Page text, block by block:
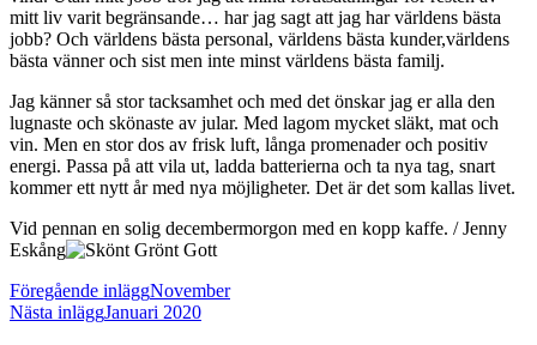
mitt liv varit begränsande… har jag sagt att jag har världens bästa
jobb? Och världens bästa personal, världens bästa kunder,världens
bästa vänner och sist men inte minst världens bästa familj.
Jag känner så stor tacksamhet och med det önskar jag er alla den
lugnaste och skönaste av jular. Med lagom mycket släkt, mat och
vin. Men en stor dos av frisk luft, långa promenader och positiv
energi. Passa på att vila ut, ladda batterierna och ta nya tag, snart
kommer ett nytt år med nya möjligheter. Det är det som kallas livet.
Vid pennan en solig decembermorgon med en kopp kaffe. / Jenny
Eskång
Läs
fler
Föregående inläggNovember
Nästa inläggJanuari 2020